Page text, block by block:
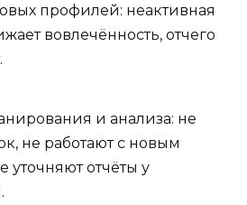
профилей: неактивная
вовлечённость, отчего
и анализа: не
не работают с новым
уточняют отчёты у